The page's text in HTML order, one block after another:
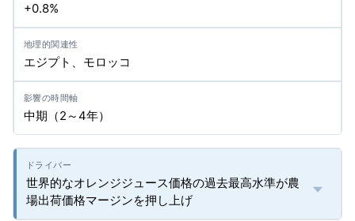
+0.8%
エジプト、モロッコ
中期（2～4年）
世界的なオレンジジュース価格の過去最高水準が農
場出荷価格マージンを押し上げ